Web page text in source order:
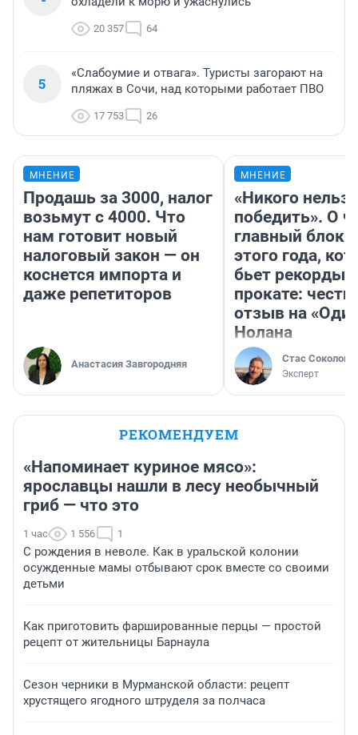
20 357 64
5
«Слабоумие и отвага». Туристы загорают на
пляжах в Сочи, над которыми работает ПВО
17 753 26
МНЕНИЕ
Продашь за 3000, налог
возьмут с 4000. Что
нам готовит новый
налоговый закон — он
коснется импорта и
даже репетиторов
Анастасия Завгородняя
МНЕНИЕ
«Никого нельзя
победить». О
главный
этого года,
бьет рекорды в
прокате:
отзыв на
Нолана
Стас Соколов
Эксперт
РЕКОМЕНДУЕМ
«Напоминает куриное мясо»:
ярославцы нашли в лесу необычный
гриб — что это
1 час 1 556 1
С рождения в неволе. Как в уральской колонии
осужденные мамы отбывают срок вместе со своими
детьми
Как приготовить фаршированные перцы — простой
рецепт от жительницы Барнаула
Сезон черники в Мурманской области: рецепт
хрустящего ягодного штруделя за полчаса